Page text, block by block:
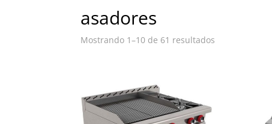
asadores
Mostrando 1–10 de 61 resultados